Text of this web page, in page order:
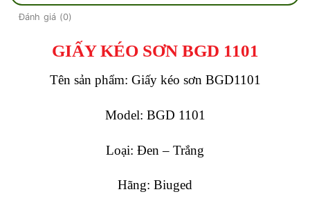
Đánh giá (0)
GIẤY KÉO SƠN BGD 1101
Tên sản phẩm: Giấy kéo sơn BGD1101
Model: BGD 1101
Loại: Đen – Trắng
Hãng: Biuged